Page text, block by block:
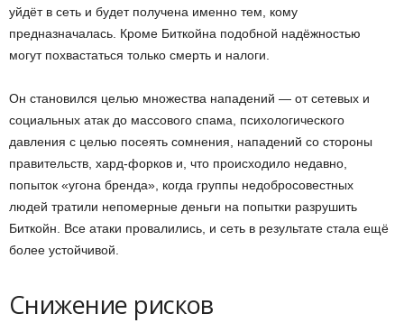
уйдёт в сеть и будет получена именно тем, кому
предназначалась. Кроме Биткойна подобной надёжностью
могут похвастаться только смерть и налоги.
Он становился целью множества нападений — от сетевых и
социальных атак до массового спама, психологического
давления с целью посеять сомнения, нападений со стороны
правительств, хард-форков и, что происходило недавно,
попыток «угона бренда», когда группы недобросовестных
людей тратили непомерные деньги на попытки разрушить
Биткойн. Все атаки провалились, и сеть в результате стала ещё
более устойчивой.
Снижение рисков